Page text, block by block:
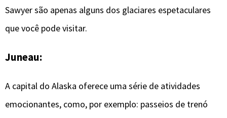
Sawyer são apenas alguns dos glaciares espetaculares
que você pode visitar.
Juneau:
A capital do Alaska oferece uma série de atividades
emocionantes, como, por exemplo: passeios de trenó